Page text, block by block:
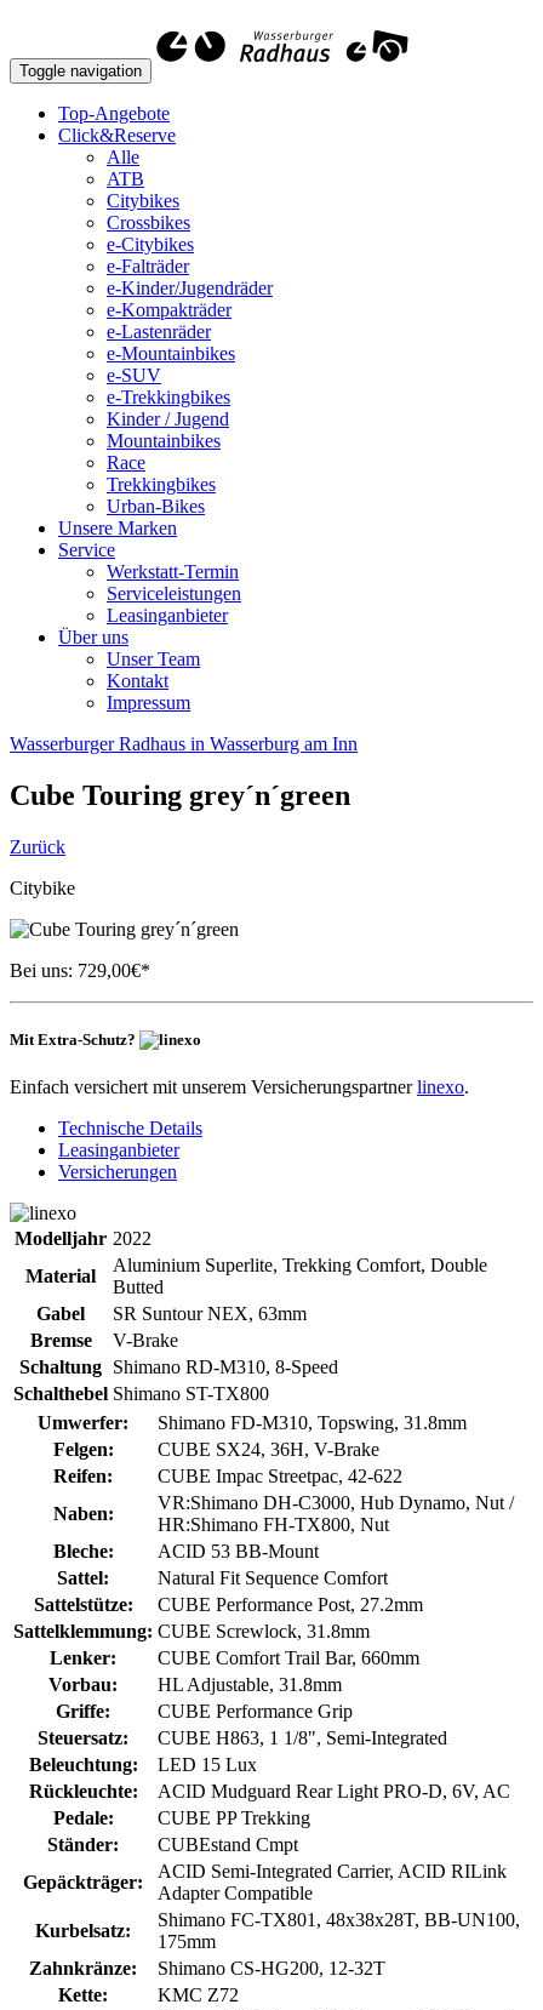
Toggle navigation
Top-Angebote
Click&Reserve
Alle
ATB
Citybikes
Crossbikes
e-Citybikes
e-Falträder
e-Kinder/Jugendräder
e-Kompakträder
e-Lastenräder
e-Mountainbikes
e-SUV
e-Trekkingbikes
Kinder / Jugend
Mountainbikes
Race
Trekkingbikes
Urban-Bikes
Unsere Marken
Service
Werkstatt-Termin
Serviceleistungen
Leasinganbieter
Über uns
Unser Team
Kontakt
Impressum
Wasserburger Radhaus in Wasserburg am Inn
Cube Touring grey´n´green
Zurück
Citybike
Bei uns: 729,00€*
Mit Extra-Schutz?
Einfach versichert mit unserem Versicherungspartnerlinexo.
Technische Details
Leasinganbieter
Versicherungen
Modelljahr 2022
Material
Aluminium Superlite, Trekking Comfort, Double
Butted
Gabel
SR Suntour NEX, 63mm
Bremse
V-Brake
Schaltung Shimano RD-M310, 8-Speed
Schalthebel Shimano ST-TX800
Umwerfer:
Shimano FD-M310, Topswing, 31.8mm
Felgen:
CUBE SX24, 36H, V-Brake
Reifen:
CUBE Impac Streetpac, 42-622
Naben:
VR:Shimano DH-C3000, Hub Dynamo, Nut /
HR:Shimano FH-TX800, Nut
Bleche:
ACID 53 BB-Mount
Sattel:
Natural Fit Sequence Comfort
Sattelstütze:
CUBE Performance Post, 27.2mm
Sattelklemmung: CUBE Screwlock, 31.8mm
Lenker:
CUBE Comfort Trail Bar, 660mm
Vorbau:
HL Adjustable, 31.8mm
Griffe:
CUBE Performance Grip
Steuersatz:
CUBE H863, 1 1/8", Semi-Integrated
Beleuchtung:
LED 15 Lux
Rückleuchte:
ACID Mudguard Rear Light PRO-D, 6V, AC
Pedale:
CUBE PP Trekking
Ständer:
CUBEstand Cmpt
Gepäckträger:
ACID Semi-Integrated Carrier, ACID RILink
Adapter Compatible
Kurbelsatz:
Shimano FC-TX801, 48x38x28T, BB-UN100,
175mm
Zahnkränze:
Shimano CS-HG200, 12-32T
Kette:
KMC Z72